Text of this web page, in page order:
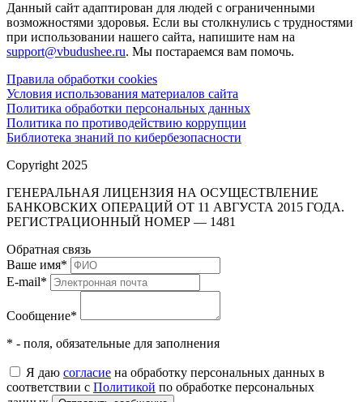
Данный сайт адаптирован для людей с ограниченными
возможностями здоровья. Если вы столкнулись с трудностями
при использовании нашего сайта, напишите нам на
support@vbudushee.ru. Мы постараемся вам помочь.
Правила обработки cookies
Условия использования материалов сайта
Политика обработки персональных данных
Политика по противодействию коррупции
Библиотека знаний по кибербезопасности
Copyright 2025
ГЕНЕРАЛЬНАЯ ЛИЦЕНЗИЯ НА ОСУЩЕСТВЛЕНИЕ
БАНКОВСКИХ ОПЕРАЦИЙ ОТ 11 АВГУСТА 2015 ГОДА.
РЕГИСТРАЦИОННЫЙ НОМЕР — 1481
Обратная связь
Ваше имя*
E-mail*
Сообщение*
* - поля, обязательные для заполнения
Я даю согласие на обработку персональных данных в
соответствии с Политикой по обработке персональных